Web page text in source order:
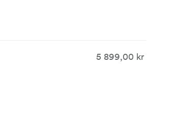
5 899,00 kr